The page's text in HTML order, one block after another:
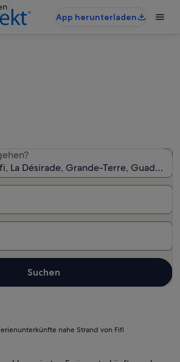
App herunterladen
La Désirade, Grande-Terre,
Suchen
nahe Strand von Fifi